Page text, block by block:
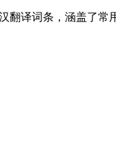
翻译词条，涵盖了